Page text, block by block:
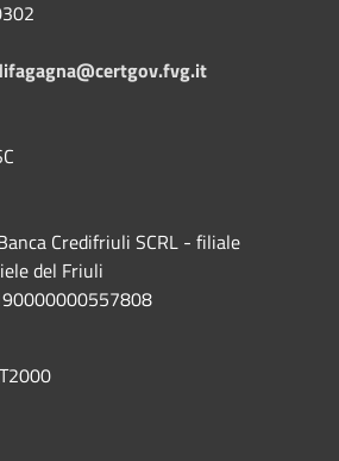
Credifriuli SCRL - filiale
del Friuli